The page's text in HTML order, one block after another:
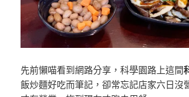
先前懶喵看到網路分享，科學園路上這間
飯炒麵好吃而筆記，卻常忘記店家六日沒